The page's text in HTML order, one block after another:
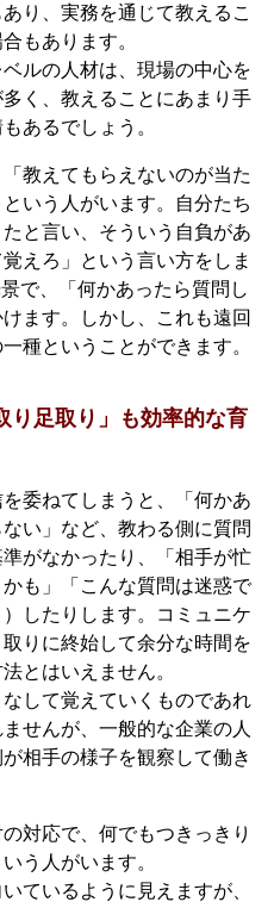
り、実務を通じて教えるこ
もあります。
ルの人材は、現場の中心を
く、教えることにあまり手
あるでしょう。
教えてもらえないのが当た
いう人がいます。自分たち
と言い、そういう自負があ
えろ」という言い方をしま
で、「何かあったら質問し
ます。しかし、これも遠回
種ということができます。
り足取り」も効率的な育
委ねてしまうと、「何かあ
い」など、教わる側に質問
がなかったり、「相手が忙
も」「こんな質問は迷惑で
したりします。コミュニケ
りに終始して余分な時間を
とはいえません。
して覚えていくものであれ
せんが、一般的な企業の人
相手の様子を観察して働き
対応で、何でもつきっきり
う人がいます。
ているように見えますが、